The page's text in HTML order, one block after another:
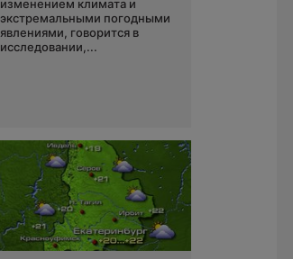
изменением климата и
экстремальными погодными
явлениями, говорится в
исследовании,...